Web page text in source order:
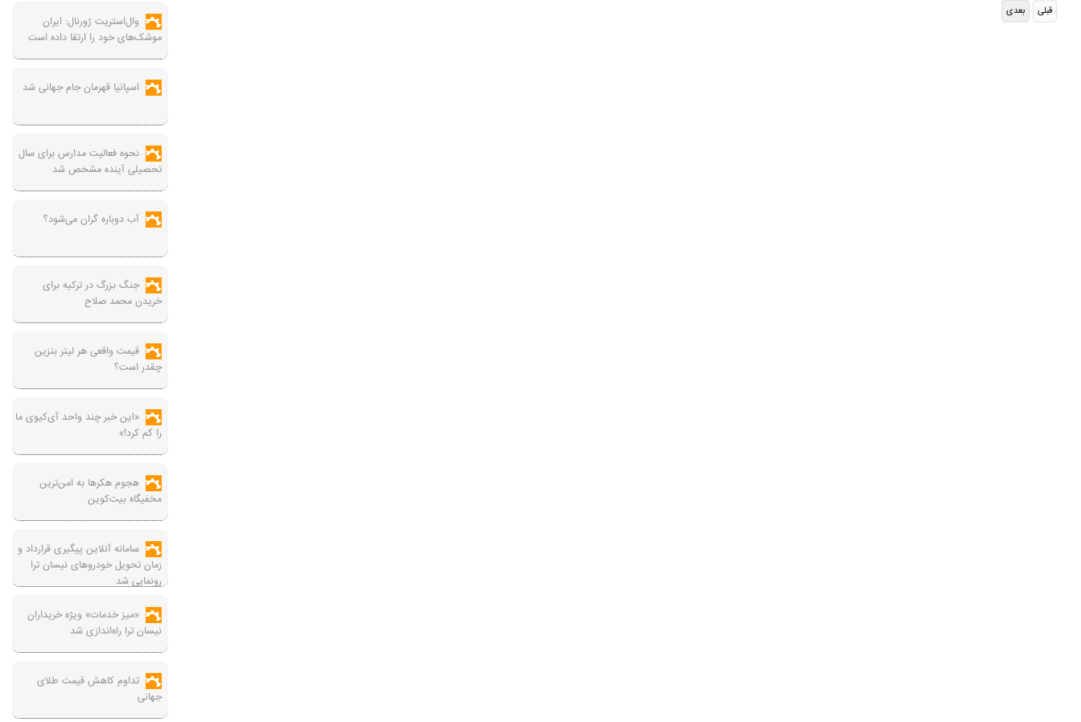
وال‌استریت ژورنال: ایران
موشک‌های خود را ارتقا داده است
اسپانیا قهرمان جام جهانی شد
نحوه فعالیت مدارس برای سال
تحصیلی آینده مشخص شد
آب دوباره گران می‌شود؟
جنگ بزرگ در ترکیه برای
خریدن محمد صلاح
قیمت واقعی هر لیتر بنزین
چقدر است؟
«این خبر چند واحد آی‌کیوی ما
را کم کرد!»
هجوم هکرها به امن‌ترین
مخفیگاه بیت‌کوین
سامانه آنلاین پیگیری قرارداد‌ و
زمان تحویل خودرو‌های نیسان ترا
رونمایی شد
«میز خدمات» ویژه خریداران
نیسان ترا راه‌اندازی شد
تداوم کاهش قیمت طلای
جهانی